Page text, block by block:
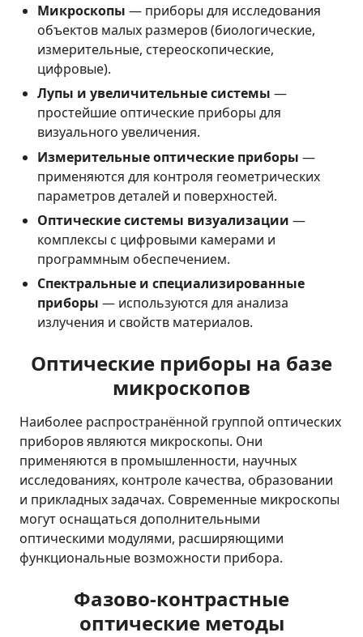
Микроскопы — приборы для исследования
объектов малых размеров (биологические,
измерительные, стереоскопические,
цифровые).
Лупы и увеличительные системы —
простейшие оптические приборы для
визуального увеличения.
Измерительные оптические приборы —
применяются для контроля геометрических
параметров деталей и поверхностей.
Оптические системы визуализации —
комплексы с цифровыми камерами и
программным обеспечением.
Спектральные и специализированные
приборы — используются для анализа
излучения и свойств материалов.
Оптические приборы на базе
микроскопов
Наиболее распространённой группой оптических
приборов являются микроскопы. Они
применяются в промышленности, научных
исследованиях, контроле качества, образовании
и прикладных задачах. Современные микроскопы
могут оснащаться дополнительными
оптическими модулями, расширяющими
функциональные возможности прибора.
Фазово-контрастные
оптические методы